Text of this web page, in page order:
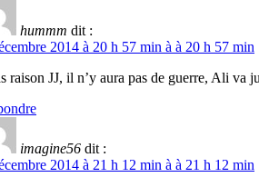
hummm dit :
2014 à 20 h 57 min à à 20 h 57 min
raison JJ, il n’y aura pas de guerre, Ali va
imagine56 dit :
2014 à 21 h 12 min à à 21 h 12 min